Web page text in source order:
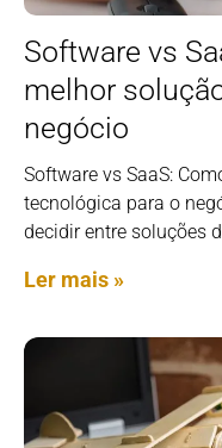
Software vs
melhor
negócio
Software vs SaaS:
tecnológica para o
decidir entre soluções
Ler mais »